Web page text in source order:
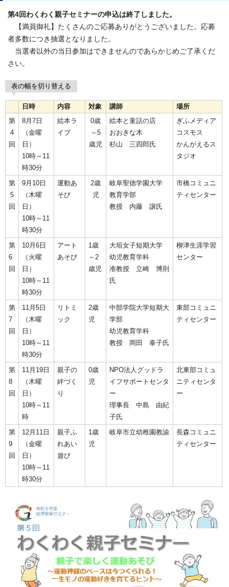
第4回わくわく親子セミナーの申込は終了しました。
【満員御礼】たくさんのご応募ありがとうございました。応募
者多数につき抽選となりました。
当選者以外の当日参加はできませんのであらかじめご了承くだ
さい。
表の幅を切り替える
日時 内容 対象 講師
場所
第
4
回
8月7日
（金曜
日）
10時～11
時30分
絵本ラ
イブ
0歳
～5
歳児
絵本と童話の店
おおきな木
杉山 三四郎氏
ぎふメディア
コスモス
かんがえるス
タジオ
第
5
回
9月10日
（木曜
日）
10時～11
時30分
運動あ
そび
2歳
児
岐阜聖徳学園大学
教育学部
教授 内藤 譲氏
市橋コミュニ
ティセンター
第
6
回
10月6日
（火曜
日）
10時～11
時30分
アート
あそび
1歳
～2
歳児
大垣女子短期大学
幼児教育学科
准教授 立崎 博則
氏
柳津生涯学習
センター
第
7
回
11月5日
（木曜
日）
10時～11
時30分
リトミ
ック
2歳
児
中部学院大学短期大
学部
幼児教育学科
教授 岡田 泰子氏
東部コミュニ
ティセンター
第
8
回
11月19日
（木曜
日）
10時～11
時
親子の
絆づく
り
0歳
児
NPO法人グッドラ
イフサポートセンタ
ー
理事長 中島 由紀
子氏
北東部コミュ
ニティセンタ
ー
第
9
回
12月11日
（金曜
日）
10時～11
時30分
親子ふ
れあい
遊び
1歳
児
岐阜市立幼稚園教諭
長森コミュニ
ティセンター